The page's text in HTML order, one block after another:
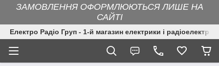
ЗАМОВЛЕННЯ ОФОРМЛЮЮТЬСЯ ЛИШЕ НА
САЙТІ
Електро Радіо Груп - 1-й магазин електрики і